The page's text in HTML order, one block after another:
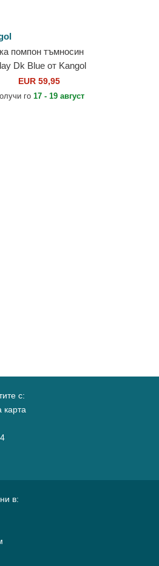
помпон тъмносин
Dk Blue от Kangol
EUR 59,95
го 17 - 19 август
с:
карта
в: